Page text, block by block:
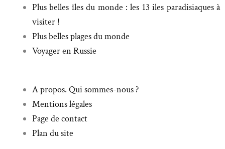
Plus belles îles du monde : les 13 iles paradisiaques à
visiter !
Plus belles plages du monde
Voyager en Russie
A propos. Qui sommes-nous ?
Mentions légales
Page de contact
Plan du site